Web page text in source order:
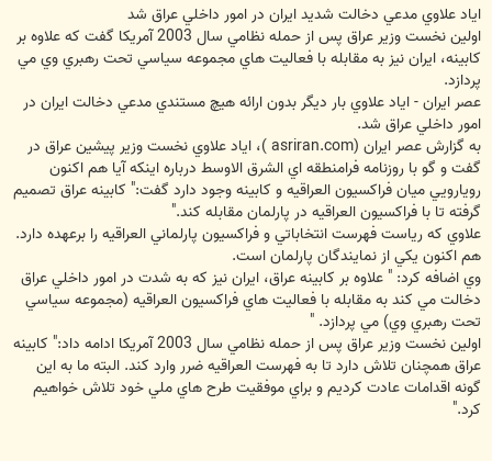
ت
اياد علاوي مدعي دخالت شديد ايران در امور داخلي عراق شد
اولين نخست وزير عراق پس از حمله نظامي سال 2003 آمريكا گفت كه علاوه بر
كابينه، ايران نيز به مقابله با فعاليت هاي مجموعه سياسي تحت رهبري وي مي
پردازد.
عصر ايران - اياد علاوي بار ديگر بدون ارائه هيچ مستندي مدعي دخالت ايران در
امور داخلي عراق شد.
به گزارش عصر ايران (asriran.com )، اياد علاوي نخست وزير پيشين عراق در
گفت و گو با روزنامه فرامنطقه اي الشرق الاوسط درباره اينكه آيا هم اكنون
رويارويي ميان فراكسيون العراقيه و كابينه وجود دارد گفت:" كابينه عراق تصميم
گرفته تا با فراكسيون العراقيه در پارلمان مقابله كند."
علاوي كه رياست فهرست انتخاباتي و فراكسيون پارلماني العراقيه را برعهده دارد.
هم اكنون يكي از نمايندگان پارلمان است.‌
وي اضافه كرد: " علاوه بر كابينه عراق،‌ ايران نيز كه به شدت در امور داخلي عراق
دخالت مي كند به مقابله با فعاليت هاي فراكسيون العراقيه (مجموعه سياسي
تحت رهبري وي) مي پردازد. "
اولين نخست وزير عراق پس از حمله نظامي سال 2003 آمريكا ادامه داد:" كابينه
عراق همچنان تلاش دارد تا به فهرست العراقيه ضرر وارد كند. البته ما به اين
گونه اقدامات عادت كرديم و براي موفقيت طرح هاي ملي خود تلاش خواهيم
كرد."